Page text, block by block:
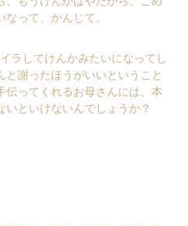
って、かんじて。
ラしてけんかみたいになってし
と謝ったほうがいいということ
伝ってくれるお母さんには、本
といけないんでしょうか？